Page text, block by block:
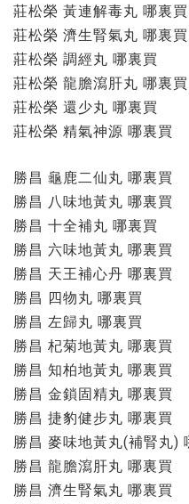
莊松榮 黃連解毒丸 哪裏買
莊松榮 濟生腎氣丸 哪裏買
莊松榮 調經丸 哪裏買
莊松榮 龍膽瀉肝丸 哪裏買
莊松榮 還少丸 哪裏買
莊松榮 精氣神源 哪裏買
勝昌 龜鹿二仙丸 哪裏買
勝昌 八味地黃丸 哪裏買
勝昌 十全補丸 哪裏買
勝昌 六味地黃丸 哪裏買
勝昌 天王補心丹 哪裏買
勝昌 四物丸 哪裏買
勝昌 左歸丸 哪裏買
勝昌 杞菊地黃丸 哪裏買
勝昌 知柏地黃丸 哪裏買
勝昌 金鎖固精丸 哪裏買
勝昌 捷豹健步丸 哪裏買
勝昌 麥味地黃丸(補腎丸)
勝昌 龍膽瀉肝丸 哪裏買
勝昌 濟生腎氣丸 哪裏買